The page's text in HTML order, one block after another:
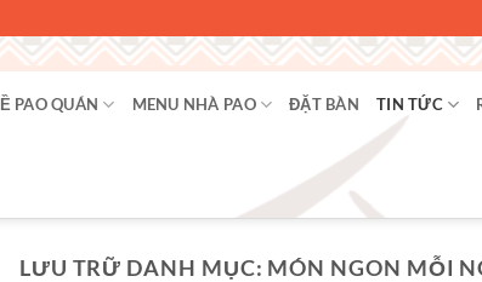
PAO QUÁN MENU NHÀ PAO ĐẶT BÀN TIN TỨC
LƯU TRỮ DANH MỤC: MÓN NGON MỖI